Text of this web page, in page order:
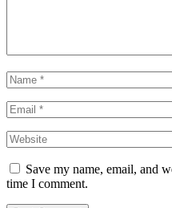
Save my name, email, and
time I comment.